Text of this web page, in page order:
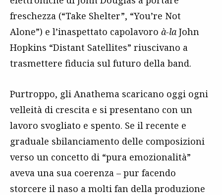
freschezza (“Take Shelter”, “You’re Not
Alone”) e l’inaspettato capolavoro à-la John
Hopkins “Distant Satellites” riuscivano a
trasmettere fiducia sul futuro della band.
Purtroppo, gli Anathema scaricano oggi ogni
velleità di crescita e si presentano con un
lavoro svogliato e spento. Se il recente e
graduale sbilanciamento delle composizioni
verso un concetto di “pura emozionalità”
aveva una sua coerenza – pur facendo
storcere il naso a molti fan della produzione